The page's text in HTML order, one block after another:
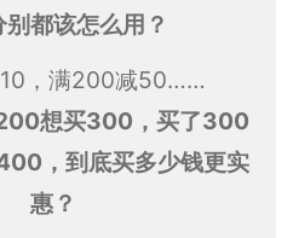
别都该怎么用？
，满200减50……
想买300，买了300
，到底买多少钱更实
惠？